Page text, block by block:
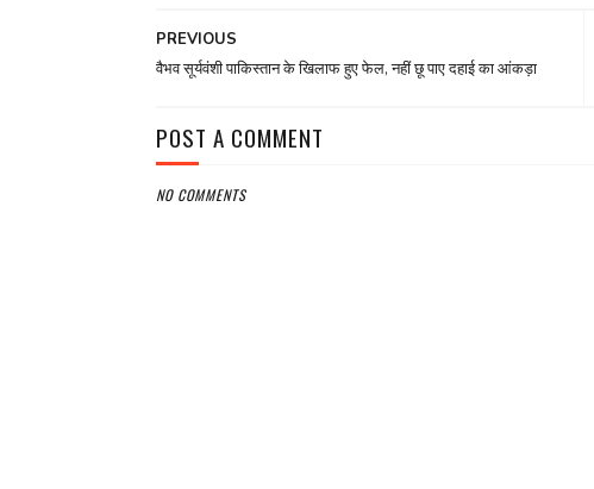
PREVIOUS
वैभव सूर्यवंशी पाकिस्तान के खिलाफ हुए फेल, नहीं छू पाए दहाई का आंकड़ा
POST A COMMENT
NO COMMENTS